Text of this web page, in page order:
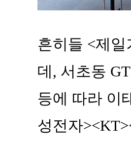
흔히들 <제
데, 서초동
등에 따라 이
성전자